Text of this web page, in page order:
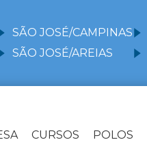
SÃO JOSÉ/CAMPINAS
SÃO JOSÉ/AREIAS
CURSOS POLOS